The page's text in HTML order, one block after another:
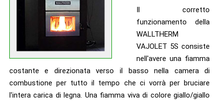
Il corretto
funzionamento della
WALLTHERM
VAJOLET 5S consiste
nell'avere una fiamma
costante e direzionata verso il basso nella camera di
combustione per tutto il tempo che ci vorrà per bruciare
l'intera carica di legna. Una fiamma viva di colore giallo/giallo